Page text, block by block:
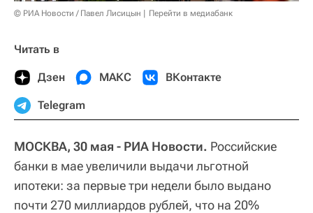
© РИА Новости / Павел Лисицын Перейти в медиабанк
Читать в
Дзен МАКС ВКонтакте
Telegram
МОСКВА, 30 мая - РИА Новости. Российские
банки в мае увеличили выдачи льготной
ипотеки: за первые три недели было выдано
почти 270 миллиардов рублей, что на 20%